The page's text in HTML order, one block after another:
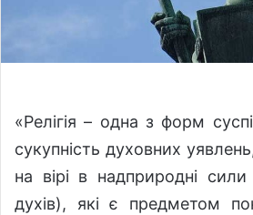
i
l
«Релігія – одна з форм
сукупність духовних
на вірі в надприродні сили
духів), які є предметом